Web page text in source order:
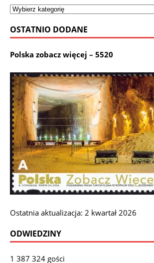
OSTATNIO DODANE
Polska zobacz więcej – 5520
Ostatnia aktualizacja: 2 kwartał 2026
ODWIEDZINY
1 387 324 gości